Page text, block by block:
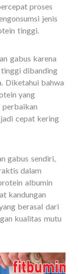
proses
jenis
tinggi.
gabus karena
dibanding
Diketahui bahwa
yang
perbaikan
cepat kering
gabus sendiri,
dalam
albumin
kandungan
berasal dari
kualitas mutu